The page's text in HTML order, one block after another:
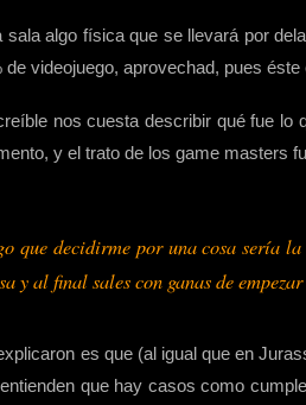
sala algo física que se llevará por
videojuego, aprovechad, pues éste
nos cuesta describir qué fue
y el trato de los game masters
que decidirme por una cosa sería la
y al final sales con ganas de empezar
es que (al igual que en
que hay casos como